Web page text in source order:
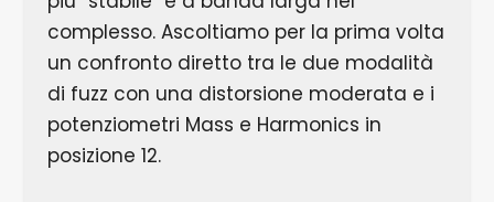
complesso. Ascoltiamo per la prima volta
un confronto diretto tra le due modalità
di fuzz con una distorsione moderata e i
potenziometri Mass e Harmonics in
posizione 12.